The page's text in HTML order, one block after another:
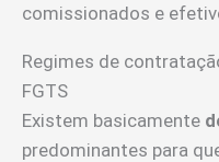
comissionados e
Regimes de
FGTS
Existem basicamente
predominantes para